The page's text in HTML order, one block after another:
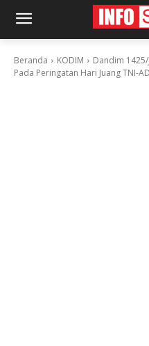
Beranda KODIM
Dandim
Pada Peringatan Hari Juang TNI-